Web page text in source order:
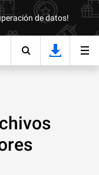
de datos!